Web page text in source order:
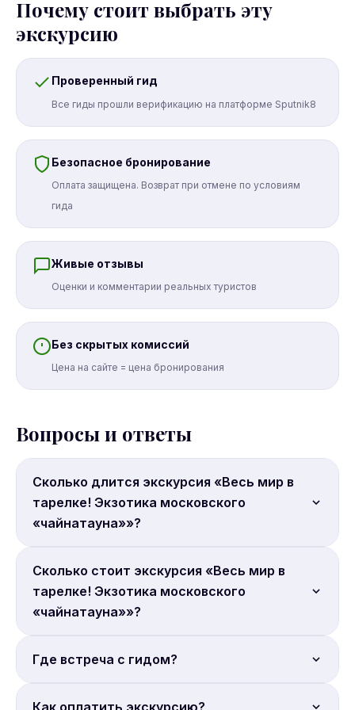
Почему стоит выбрать эту
экскурсию
Проверенный гид
Все гиды прошли верификацию на платформе Sputnik8
Безопасное бронирование
Оплата защищена. Возврат при отмене по условиям
гида
Живые отзывы
Оценки и комментарии реальных туристов
Без скрытых комиссий
Цена на сайте = цена бронирования
Вопросы и ответы
Сколько длится экскурсия «Весь мир в
тарелке! Экзотика московского
«чайнатауна»»?
Продолжительность: 2 часа.
Сколько стоит экскурсия «Весь мир в
тарелке! Экзотика московского
«чайнатауна»»?
Цена от 3 370 руб. с человека. Бронируйте онлайн.
Где встреча с гидом?
Место встречи: Россия, Москва, улица Миклухо-